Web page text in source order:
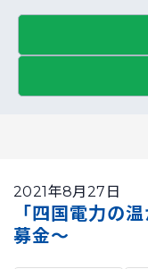
2021年8月27日
「四国電力の
募金～